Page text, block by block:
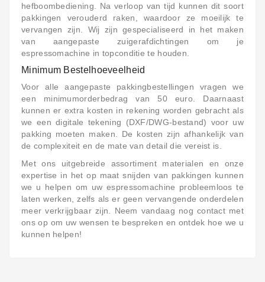
hefboombediening. Na verloop van tijd kunnen dit soort
pakkingen verouderd raken, waardoor ze moeilijk te
vervangen zijn. Wij zijn gespecialiseerd in het maken
van aangepaste zuigerafdichtingen om je
espressomachine in topconditie te houden.
Minimum Bestelhoeveelheid
Voor alle aangepaste pakkingbestellingen vragen we
een minimumorderbedrag van 50 euro. Daarnaast
kunnen er extra kosten in rekening worden gebracht als
we een digitale tekening (DXF/DWG-bestand) voor uw
pakking moeten maken. De kosten zijn afhankelijk van
de complexiteit en de mate van detail die vereist is.
Met ons uitgebreide assortiment materialen en onze
expertise in het op maat snijden van pakkingen kunnen
we u helpen om uw espressomachine probleemloos te
laten werken, zelfs als er geen vervangende onderdelen
meer verkrijgbaar zijn. Neem vandaag nog contact met
ons op om uw wensen te bespreken en ontdek hoe we u
kunnen helpen!